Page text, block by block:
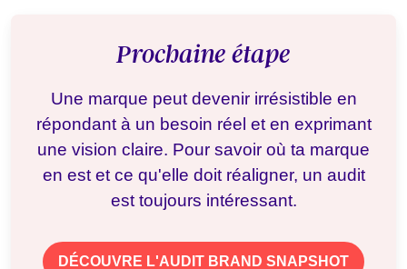
Prochaine étape
Une marque peut devenir irrésistible en
répondant à un besoin réel et en exprimant
une vision claire. Pour savoir où ta marque
en est et ce qu'elle doit réaligner, un audit
est toujours intéressant.
DÉCOUVRE L'AUDIT BRAND SNAPSHOT